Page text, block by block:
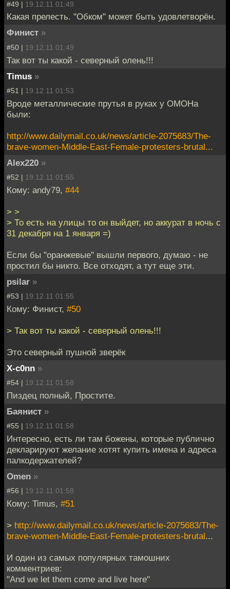
#49 | 19.12.11 01:49
Какая прелесть. "Обком" может быть удовлетворён.
Финист »
#50 | 19.12.11 01:49
Так вот ты какой - северный олень!!!
Timus »
#51 | 19.12.11 01:53
Вроде металлические прутья в руках у ОМОНа
были:
http://www.dailymail.co.uk/news/article-2075683/The-
brave-women-Middle-East-Female-protesters-brutal...
Alex220 »
#52 | 19.12.11 01:55
Кому: andy79, #44
> >
> То есть на улицы то он выйдет, но аккурат в ночь с
31 декабря на 1 января =)
Если бы "оранжевые" вышли первого, думаю - не
простил бы никто. Все отходят, а тут еще эти.
psilar »
#53 | 19.12.11 01:55
Кому: Финист, #50
> Так вот ты какой - северный олень!!!
Это северный пушной зверёк
X-c0nn »
#54 | 19.12.11 01:58
Пиздец полный, Простите.
Баянист »
#55 | 19.12.11 01:58
Интересно, есть ли там божены, которые публично
декларируют желание хотят купить имена и адреса
палкодержателей?
Omen »
#56 | 19.12.11 01:58
Кому: Timus, #51
> http://www.dailymail.co.uk/news/article-2075683/The-
brave-women-Middle-East-Female-protesters-brutal...
И один из самых популярных тамошних
комментриев:
"And we let them come and live here"